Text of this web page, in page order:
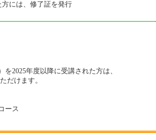
には、修了証を発行
2025年度以降に受講された方は、
だけます。
ース